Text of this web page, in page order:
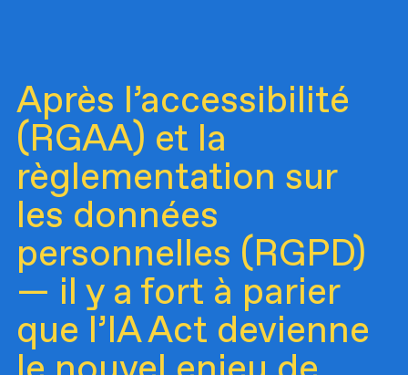
Après l’accessibilité
(RGAA) et la
règlementation sur
les données
personnelles (RGPD)
— il y a fort à parier
que l’IA Act devienne